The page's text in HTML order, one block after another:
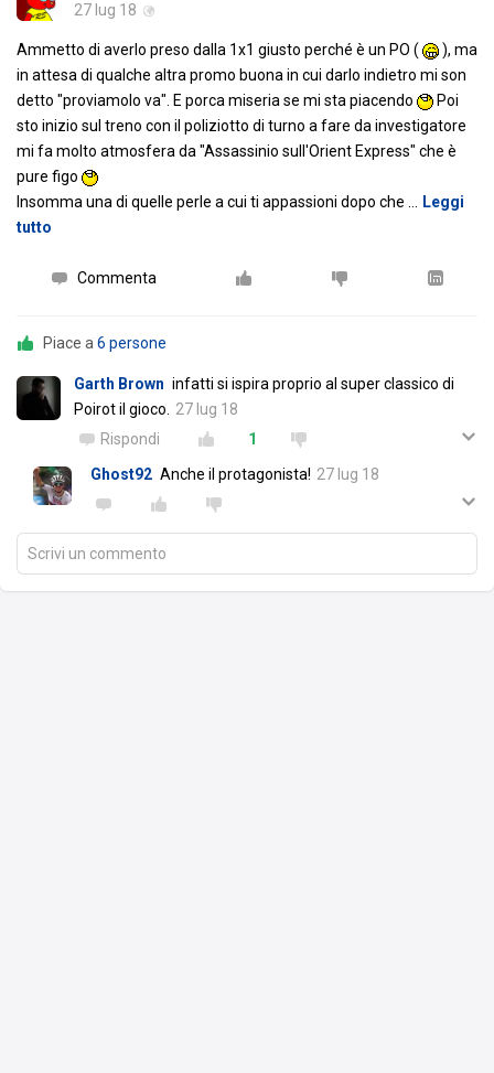
27 lug 18
Ammetto di averlo preso dalla 1x1 giusto perché è un PO (
), ma
in attesa di qualche altra promo buona in cui darlo indietro mi son
detto "proviamolo va". E porca miseria se mi sta piacendo
Poi
sto inizio sul treno con il poliziotto di turno a fare da investigatore
mi fa molto atmosfera da "Assassinio sull'Orient Express" che è
pure figo
Insomma una di quelle perle a cui ti appassioni dopo che
Leggi
tutto
Commenta
Piace a 6 persone
Garth Brown infatti si ispira proprio al super classico di
Poirot il gioco.
27 lug 18
Rispondi
1
Ghost92 Anche il protagonista! 27 lug 18
Scrivi un commento